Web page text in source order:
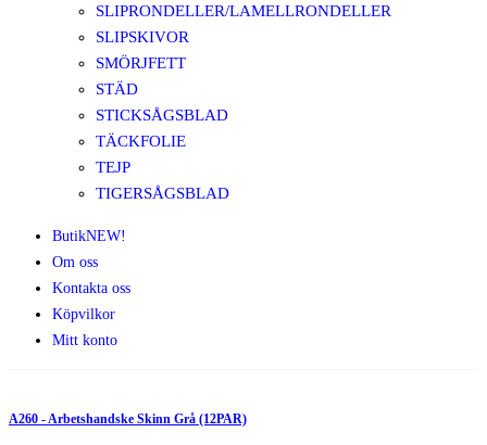
SLIPRONDELLER/LAMELLRONDELLER
SLIPSKIVOR
SMÖRJFETT
STÄD
STICKSÅGSBLAD
TÄCKFOLIE
TEJP
TIGERSÅGSBLAD
ButikNEW!
Om oss
Kontakta oss
Köpvilkor
Mitt konto
A260 - Arbetshandske Skinn Grå (12PAR)